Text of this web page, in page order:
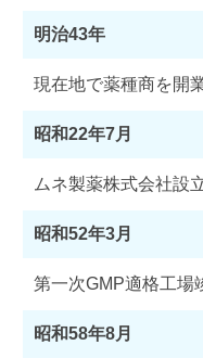
明治43年
現在地で薬種商を開
昭和22年7月
ムネ製薬株式会社設
昭和52年3月
第一次GMP適格工場
昭和58年8月